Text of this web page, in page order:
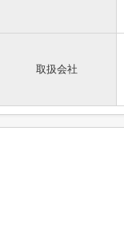
取扱会社